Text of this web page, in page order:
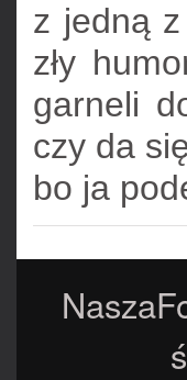
z jedną
zły
garneli
czy da
bo ja